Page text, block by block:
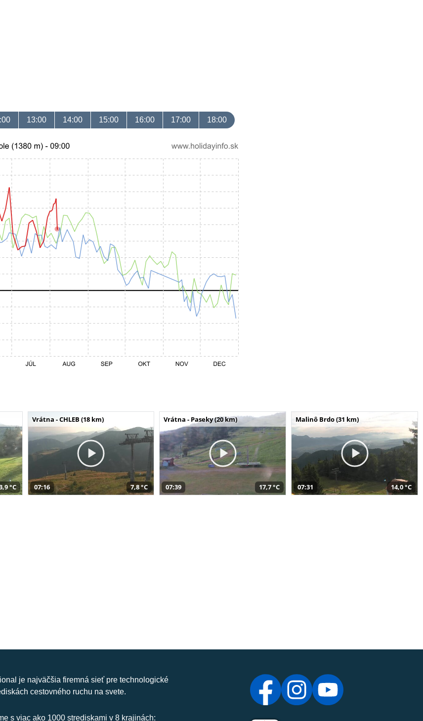
13:00 14:00 15:00 16:00 17:00 18:00
°C
Vrátna - CHLEB (18 km)
07:16 7,8 °C
Vrátna - Paseky (20 km)
07:39 17,7 °C
Malinô Brdo (31 km)
07:31 14,0 °C
je najväčšia firemná sieť pre technologické
cestovného ruchu na svete.
s viac ako 1000 strediskami v 8 krajinách: